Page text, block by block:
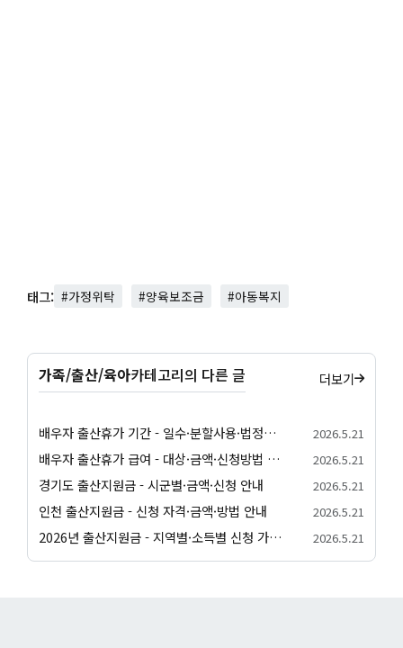
태그: #가정위탁 #양육보조금 #아동복지
가족/출산/육아카테고리의 다른 글 더보기
배우자 출산휴가 기간 - 일수·분할사용·법정기준 안내 2026.5.21
배우자 출산휴가 급여 - 대상·금액·신청방법 정리 2026.5.21
경기도 출산지원금 - 시군별·금액·신청 안내 2026.5.21
인천 출산지원금 - 신청 자격·금액·방법 안내 2026.5.21
2026년 출산지원금 - 지역별·소득별 신청 가이드 2026.5.21